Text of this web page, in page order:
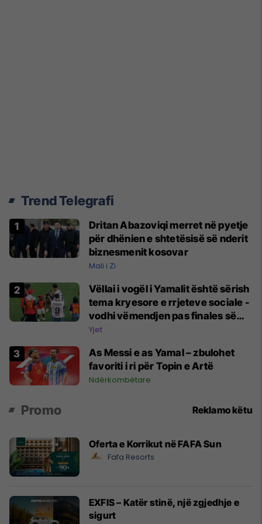
Trend Telegrafi
Dritan Abazoviqi merret në pyetje
për dhënien e shtetësisë së nderit
biznesmenit kosovar
Mali i Zi
Vëllai i vogël i Yamalit është sërish
tema kryesore e rrjeteve sociale -
vodhi vëmendjen pas finales së
Kupës së Botës
Yjet
As Messi e as Yamal – zbulohet
favoriti i ri për Topin e Artë
Ndërkombëtare
Promo Reklamo këtu
Oferta e Korrikut në FAFA Sun
Fafa Resorts
EXFIS – Katër stinë, një zgjedhje e
sigurt